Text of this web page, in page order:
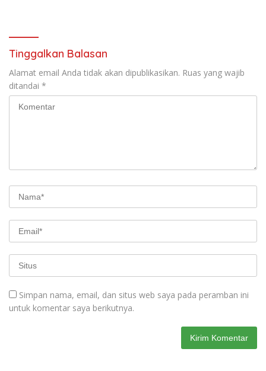
Tinggalkan Balasan
Alamat email Anda tidak akan dipublikasikan. Ruas yang wajib
ditandai *
Simpan nama, email, dan situs web saya pada peramban ini
untuk komentar saya berikutnya.